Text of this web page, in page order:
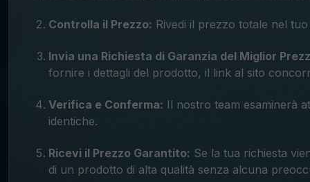
Controlla il Prezzo: Rivedi il prezzo totale nel
Invia una Richiesta di Garanzia del Miglior
fornire i dettagli del prodotto, il link al sito
Verifica e Conferma: Il nostro team esaminerà
identiche.
Ricevi il Prezzo Garantito: Se la tua richiesta
di un prodotto di alta qualità senza alcuna